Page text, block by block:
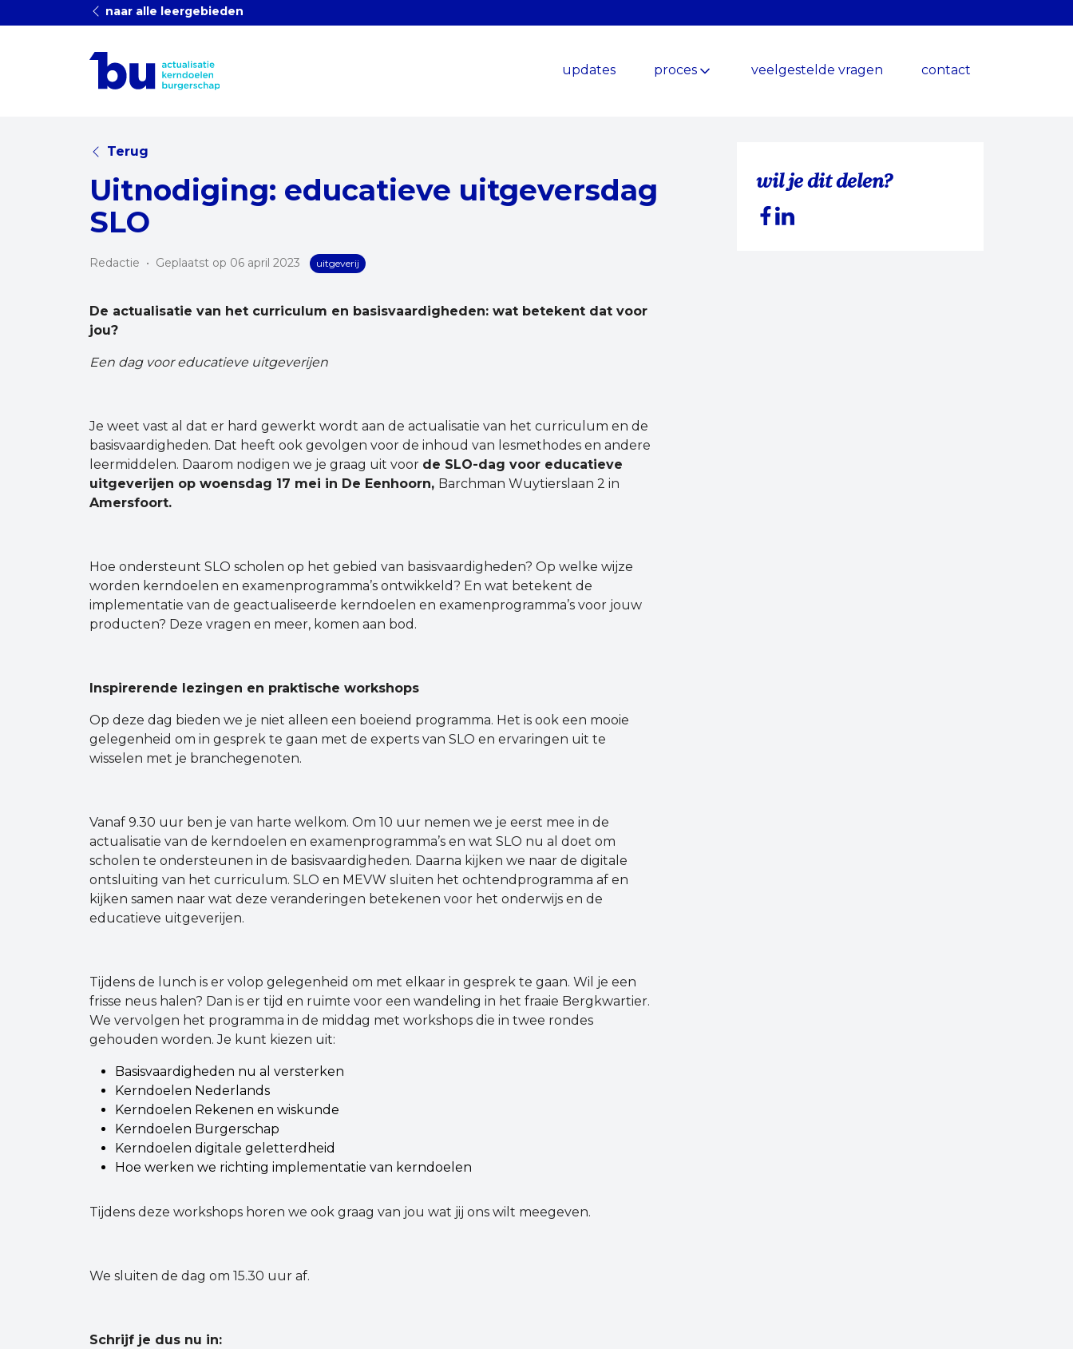
naar alle leergebieden
updates proces veelgestelde vragen contact
Terug
Uitnodiging: educatieve uitgeversdag
SLO
Redactie • Geplaatst op 06 april 2023 uitgeverij
De actualisatie van het curriculum en basisvaardigheden: wat betekent dat voor
jou?
Een dag voor educatieve uitgeverijen
Je weet vast al dat er hard gewerkt wordt aan de actualisatie van het curriculum en de
basisvaardigheden. Dat heeft ook gevolgen voor de inhoud van lesmethodes en andere
leermiddelen. Daarom nodigen we je graag uit voor de SLO-dag voor educatieve
uitgeverijen op woensdag 17 mei in De Eenhoorn, Barchman Wuytierslaan 2 in
Amersfoort.
Hoe ondersteunt SLO scholen op het gebied van basisvaardigheden? Op welke wijze
worden kerndoelen en examenprogramma’s ontwikkeld? En wat betekent de
implementatie van de geactualiseerde kerndoelen en examenprogramma’s voor jouw
producten? Deze vragen en meer, komen aan bod.
Inspirerende lezingen en praktische workshops
Op deze dag bieden we je niet alleen een boeiend programma. Het is ook een mooie
gelegenheid om in gesprek te gaan met de experts van SLO en ervaringen uit te
wisselen met je branchegenoten.
Vanaf 9.30 uur ben je van harte welkom. Om 10 uur nemen we je eerst mee in de
actualisatie van de kerndoelen en examenprogramma’s en wat SLO nu al doet om
scholen te ondersteunen in de basisvaardigheden. Daarna kijken we naar de digitale
ontsluiting van het curriculum. SLO en MEVW sluiten het ochtendprogramma af en
kijken samen naar wat deze veranderingen betekenen voor het onderwijs en de
educatieve uitgeverijen.
Tijdens de lunch is er volop gelegenheid om met elkaar in gesprek te gaan. Wil je een
frisse neus halen? Dan is er tijd en ruimte voor een wandeling in het fraaie Bergkwartier.
We vervolgen het programma in de middag met workshops die in twee rondes
gehouden worden. Je kunt kiezen uit:
Basisvaardigheden nu al versterken
Kerndoelen Nederlands
Kerndoelen Rekenen en wiskunde
Kerndoelen Burgerschap
Kerndoelen digitale geletterdheid
Hoe werken we richting implementatie van kerndoelen
Tijdens deze workshops horen we ook graag van jou wat jij ons wilt meegeven.
We sluiten de dag om 15.30 uur af.
Schrijf je dus nu in:
wil je dit delen?